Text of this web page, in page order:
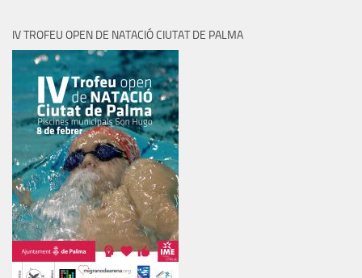
IV TROFEU OPEN DE NATACIÓ CIUTAT DE PALMA